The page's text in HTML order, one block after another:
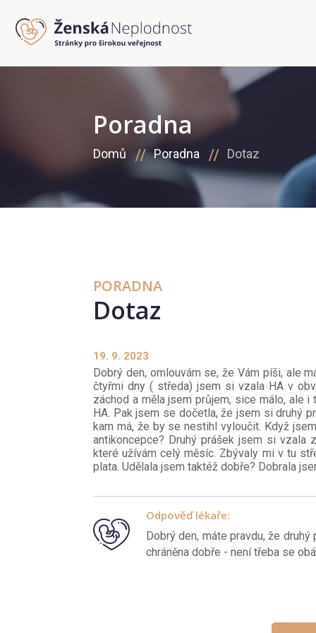
Poradna
Domů Poradna Dotaz
PORADNA
Dotaz
19. 9. 2023
Dobrý den, omlouvám se, že Vám píši, ale
čtyřmi dny ( středa) jsem si vzala HA v
záchod a měla jsem průjem, sice málo, ale
HA. Pak jsem se dočetla, že jsem si druhý
kam má, že by se nestihl vyloučit. Když
antikoncepce? Druhý prášek jsem si vzala
které užívám celý měsíc. Zbývaly mi v tu
plata. Udělala jsem taktéž dobře? Dobrala
Odpověď lékaře:
Dobrý den, máte pravdu, že
chráněna dobře - není třeba se